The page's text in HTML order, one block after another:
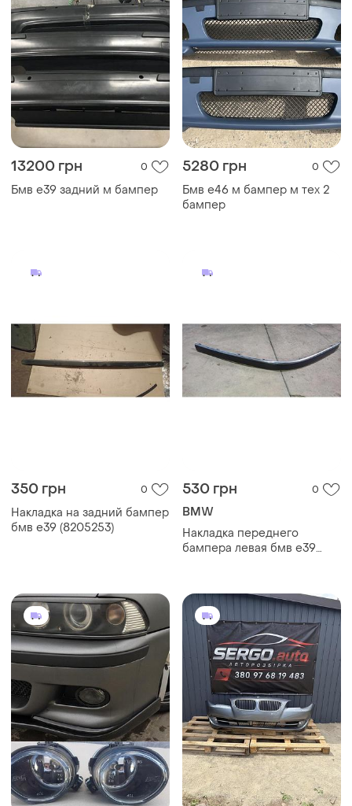
13200 грн 0
Бмв е39 задний м бампер
5280 грн 0
Бмв е46 м бампер м тех 2
бампер
350 грн 0
Накладка на задний бампер
бмв е39 (8205253)
530 грн 0
BMW
Накладка переднего
бампера левая бмв е39